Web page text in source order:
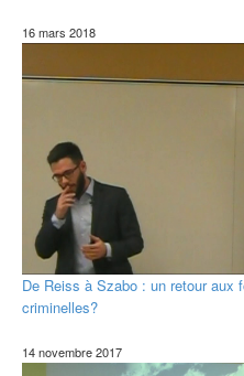
16 mars 2018
De Reiss à Szabo : un retour aux
criminelles?
14 novembre 2017